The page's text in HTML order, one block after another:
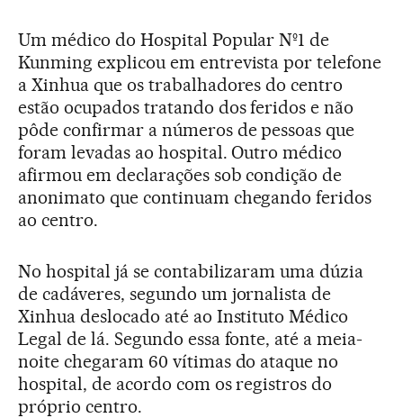
Um médico do Hospital Popular Nº1 de
Kunming explicou em entrevista por telefone
a Xinhua que os trabalhadores do centro
estão ocupados tratando dos feridos e não
pôde confirmar a números de pessoas que
foram levadas ao hospital. Outro médico
afirmou em declarações sob condição de
anonimato que continuam chegando feridos
ao centro.
No hospital já se contabilizaram uma dúzia
de cadáveres, segundo um jornalista de
Xinhua deslocado até ao Instituto Médico
Legal de lá. Segundo essa fonte, até a meia-
noite chegaram 60 vítimas do ataque no
hospital, de acordo com os registros do
próprio centro.